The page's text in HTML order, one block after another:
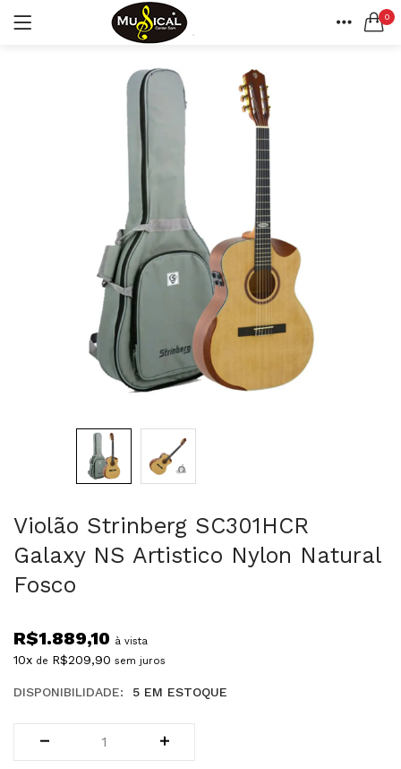
0
LOGIN
Senha perdida?
Violão Strinberg SC301HCR
Galaxy NS Artistico Nylon Natural
Fosco
R$1.889,10 à vista
10x de R$209,90 sem juros
DISPONIBILIDADE: 5 EM ESTOQUE